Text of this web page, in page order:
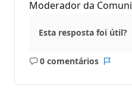
Moderador da
Esta resposta foi útil?
0 comentários
Sem